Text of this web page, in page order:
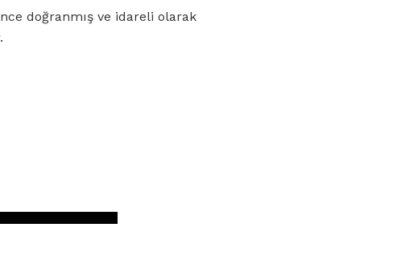
doğranmış ve idareli olarak